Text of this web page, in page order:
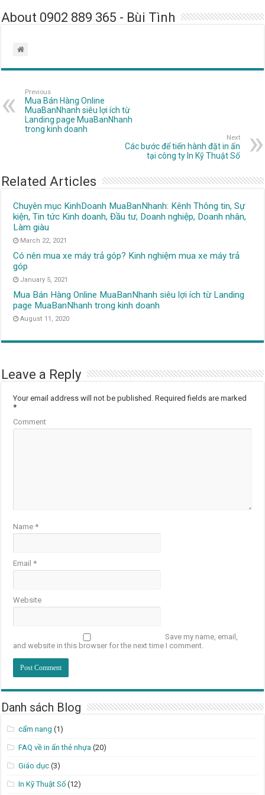
About 0902 889 365 - Bùi Tình
Previous
Mua Bán Hàng Online
MuaBanNhanh siêu lợi ích từ
Landing page MuaBanNhanh
trong kinh doanh
Next
Các bước để tiến hành đặt in ấn
tại công ty In Kỹ Thuật Số
Related Articles
Chuyên mục KinhDoanh MuaBanNhanh: Kênh Thông tin, Sự
kiện, Tin tức Kinh doanh, Đầu tư, Doanh nghiệp, Doanh nhân,
Làm giàu
March 22, 2021
Có nên mua xe máy trả góp? Kinh nghiệm mua xe máy trả
góp
January 5, 2021
Mua Bán Hàng Online MuaBanNhanh siêu lợi ích từ Landing
page MuaBanNhanh trong kinh doanh
August 11, 2020
Leave a Reply
Your email address will not be published. Required fields are marked
*
Comment
Name*
Email*
Website
Save my name, email,
and website in this browser for the next time I comment.
Danh sách Blog
cẩm nang (1)
FAQ về in ấn thẻ nhựa (20)
Giáo dục (3)
In Kỹ Thuật Số (12)